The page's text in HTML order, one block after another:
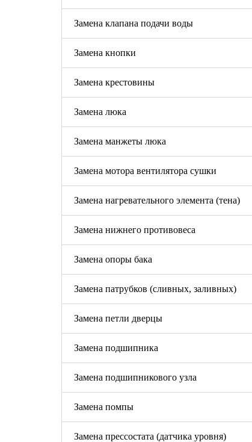
Замена клапана подачи воды
Замена кнопки
Замена крестовины
Замена люка
Замена манжеты люка
Замена мотора вентилятора сушки
Замена нагревательного элемента (тена)
Замена нижнего противовеса
Замена опоры бака
Замена патрубков (сливных, заливных)
Замена петли дверцы
Замена подшипника
Замена подшипникового узла
Замена помпы
Замена прессостата (датчика уровня)